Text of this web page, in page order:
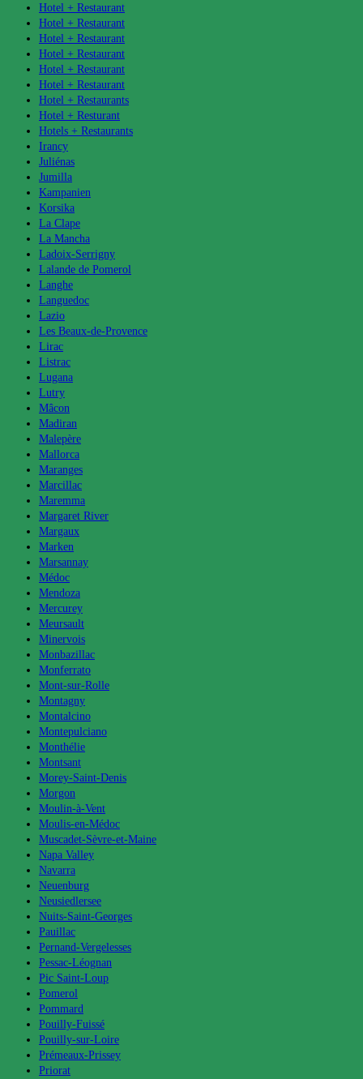
Hotel + Restaurant
Hotel + Restaurant
Hotel + Restaurant
Hotel + Restaurant
Hotel + Restaurant
Hotel + Restaurant
Hotel + Restaurants
Hotel + Resturant
Hotels + Restaurants
Irancy
Juliénas
Jumilla
Kampanien
Korsika
La Clape
La Mancha
Ladoix-Serrigny
Lalande de Pomerol
Langhe
Languedoc
Lazio
Les Beaux-de-Provence
Lirac
Listrac
Lugana
Lutry
Mâcon
Madiran
Malepère
Mallorca
Maranges
Marcillac
Maremma
Margaret River
Margaux
Marken
Marsannay
Médoc
Mendoza
Mercurey
Meursault
Minervois
Monbazillac
Monferrato
Mont-sur-Rolle
Montagny
Montalcino
Montepulciano
Monthélie
Montsant
Morey-Saint-Denis
Morgon
Moulin-à-Vent
Moulis-en-Médoc
Muscadet-Sèvre-et-Maine
Napa Valley
Navarra
Neuenburg
Neusiedlersee
Nuits-Saint-Georges
Pauillac
Pernand-Vergelesses
Pessac-Léognan
Pic Saint-Loup
Pomerol
Pommard
Pouilly-Fuissé
Pouilly-sur-Loire
Prémeaux-Prissey
Priorat